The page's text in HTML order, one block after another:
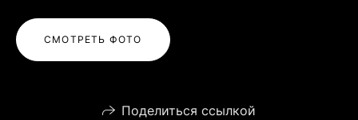
СМОТРЕТЬ ФОТО
Поделиться ссылкой